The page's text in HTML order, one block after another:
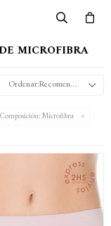
MICROFIBRA
Recomendados
Composición:Microfibra